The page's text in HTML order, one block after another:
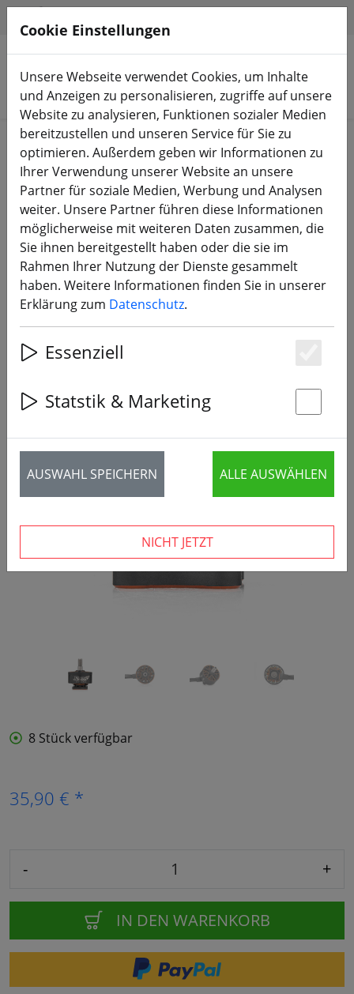
Produkte suchen
Start Bauteile Motoren
VCI Hobby Spark 2208 FPV Motor
1850KV Schwarz
‹ ›
8 Stück verfügbar
35,90 € *
- +
IN DEN WARENKORB
Cookie Einstellungen
Unsere Webseite verwendet Cookies, um Inhalte
und Anzeigen zu personalisieren, zugriffe auf unsere
Website zu analysieren, Funktionen sozialer Medien
bereitzustellen und unseren Service für Sie zu
optimieren. Außerdem geben wir Informationen zu
Ihrer Verwendung unserer Website an unsere
Partner für soziale Medien, Werbung und Analysen
weiter. Unsere Partner führen diese Informationen
möglicherweise mit weiteren Daten zusammen, die
Sie ihnen bereitgestellt haben oder die sie im
Rahmen Ihrer Nutzung der Dienste gesammelt
haben. Weitere Informationen finden Sie in unserer
Erklärung zum Datenschutz.
Essenziell
Statstik & Marketing
AUSWAHL SPEICHERN ALLE AUSWÄHLEN
NICHT JETZT